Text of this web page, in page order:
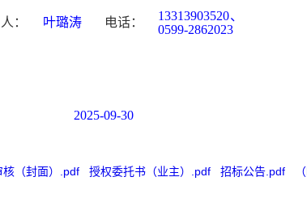
： 叶璐涛 电话：
13313903520、
0599-2862023
2025-09-30
核（封面）.pdf 授权委托书（业主）.pdf 招标公告.pdf